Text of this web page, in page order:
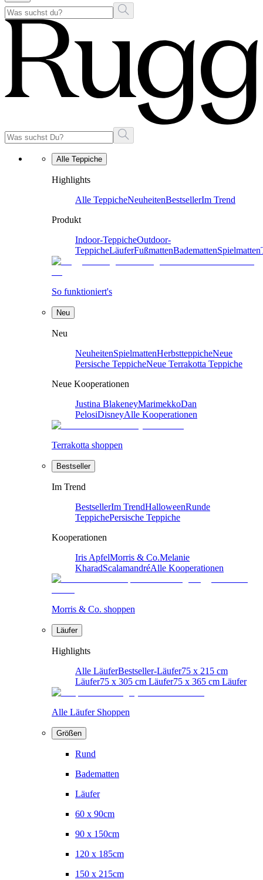
Alle Teppiche
Highlights
Alle TeppicheNeuheitenBestsellerIm Trend
Produkt
Indoor-TeppicheOutdoor-
TeppicheLäuferFußmattenBademattenSpielmatten
So funktioniert's
Neu
Neu
NeuheitenSpielmattenHerbstteppicheNeue
Persische TeppicheNeue Terrakotta Teppiche
Neue Kooperationen
Justina BlakeneyMarimekkoDan
PelosiDisneyAlle Kooperationen
Terrakotta shoppen
Bestseller
Im Trend
BestsellerIm TrendHalloweenRunde
TeppichePersische Teppiche
Kooperationen
Iris ApfelMorris & Co.Melanie
KharadScalamandréAlle Kooperationen
Morris & Co. shoppen
Läufer
Highlights
Alle LäuferBestseller-Läufer75 x 215 cm
Läufer75 x 305 cm Läufer75 x 365 cm Läufer
Alle Läufer Shoppen
Größen
Rund
Badematten
Läufer
60 x 90cm
90 x 150cm
120 x 185cm
150 x 215cm